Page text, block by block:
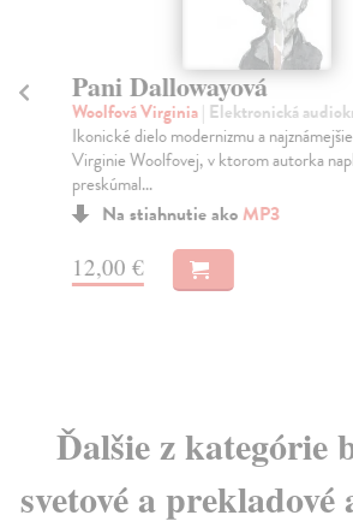
Pani Dallowayová
Woolfová Virginia| Elektronická
Ikonické dielo modernizmu a
Virginie Woolfovej, v ktorom autorka
preskúmal...
Na stiahnutie akoMP3
12,00 €
Ďalšie z kategórie
svetové a